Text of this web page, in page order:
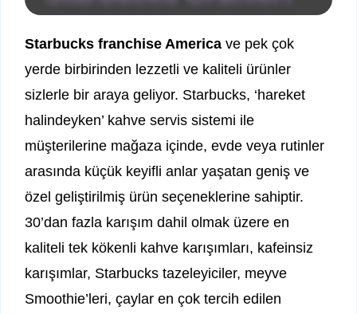
Starbucks franchise America ve pek çok
yerde birbirinden lezzetli ve kaliteli ürünler
sizlerle bir araya geliyor. Starbucks, ‘hareket
halindeyken’ kahve servis sistemi ile
müşterilerine mağaza içinde, evde veya rutinler
arasında küçük keyifli anlar yaşatan geniş ve
özel geliştirilmiş ürün seçeneklerine sahiptir.
30’dan fazla karışım dahil olmak üzere en
kaliteli tek kökenli kahve karışımları, kafeinsiz
karışımlar, Starbucks tazeleyiciler, meyve
Smoothie’leri, çaylar en çok tercih edilen